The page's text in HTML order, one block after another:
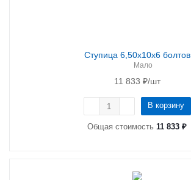
Ступица 6,50х10х6 болтов
Мало
11 833 ₽/шт
В корзину
Общая стоимость 11 833 ₽